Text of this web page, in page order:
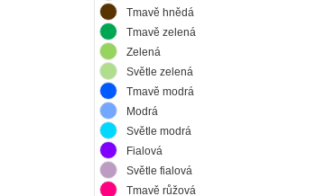
Tmavě hnědá
Tmavě zelená
Zelená
Světle zelená
Tmavě modrá
Modrá
Světle modrá
Fialová
Světle fialová
Tmavě růžová